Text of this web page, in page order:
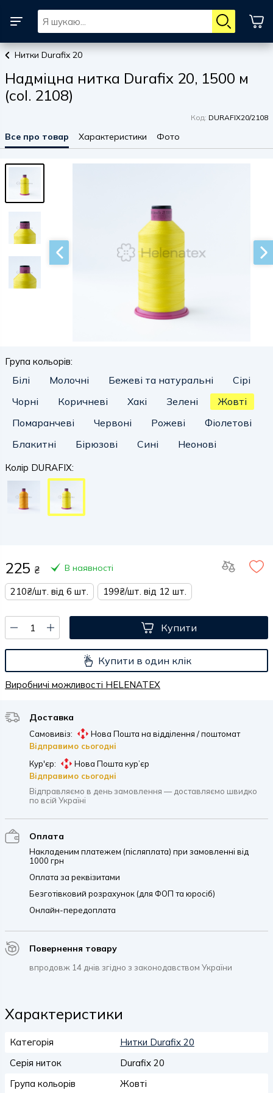
Нитки Durafix 20
Надміцна нитка Durafix 20, 1500 м
(col. 2108)
Код: DURAFIX20/2108
Все про товар Характеристики Фото
Група кольорів:
Білі Молочні Бежеві та натуральні
Сірі
Чорні
Коричневі Хакі Зелені
Жовті
Помаранчеві
Червоні Рожеві
Фіолетові
Блакитні
Бірюзові Сині Неонові
Колір DURAFIX:
225 ₴ В наявності
210₴/шт. від 6 шт. 199₴/шт. від 12 шт.
Купити
Купити в один клік
Виробничі можливості HELENATEX
Доставка
Самовивіз:
Нова Пошта на відділення / поштомат
Відправимо сьогодні
Кур'єр:
Нова Пошта кур’єр
Відправимо сьогодні
Відправляємо в день замовлення — доставляємо швидко
по всій Україні
Оплата
Накладеним платежем (післяплата) при замовленні від
1000 грн
Оплата за реквізитами
Безготівковий розрахунок (для ФОП та юросіб)
Онлайн-передоплата
Повернення товару
впродовж 14 днів згідно з законодавством України
Характеристики
Категорія
Нитки Durafix 20
Серія ниток
Durafix 20
Група кольорів
Жовті